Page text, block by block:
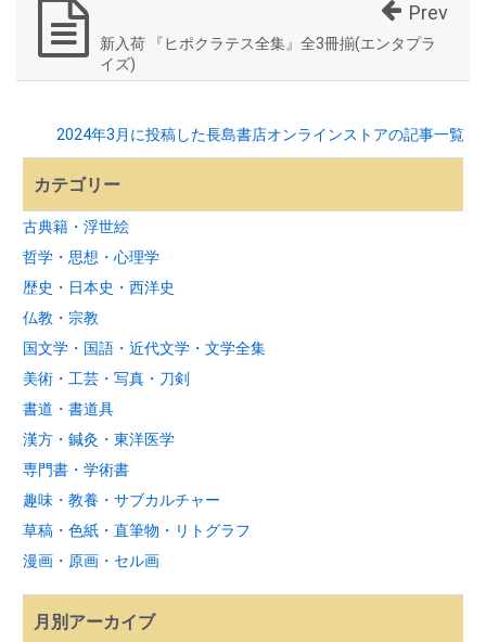
新入荷 『ヒポクラテス全集』全3冊揃(エンタプラ
イズ)
Prev
2024年3月に投稿した長島書店オンラインストアの記事一覧
カテゴリー
古典籍・浮世絵
哲学・思想・心理学
歴史・日本史・西洋史
仏教・宗教
国文学・国語・近代文学・文学全集
美術・工芸・写真・刀剣
書道・書道具
漢方・鍼灸・東洋医学
専門書・学術書
趣味・教養・サブカルチャー
草稿・色紙・直筆物・リトグラフ
漫画・原画・セル画
月別アーカイブ